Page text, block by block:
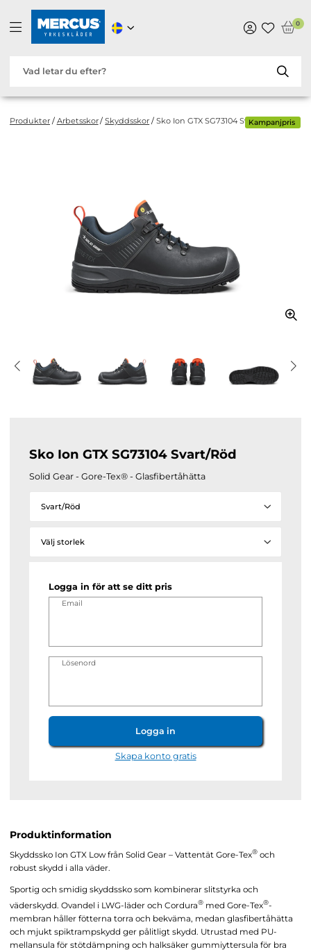
0
Produkter / Arbetsskor/ Skyddsskor / Sko Ion GTX SG73104 Svart/Röd
Kampanjpris
Sko Ion GTX SG73104 Svart/Röd
Solid Gear - Gore-Tex® - Glasfibertåhätta
Svart/Röd
Välj storlek
Logga in för att se ditt pris
Email
Lösenord
Logga in
Skapa konto gratis
Produktinformation
Skyddssko Ion GTX Low från Solid Gear – Vattentät Gore-Tex® och
robust skydd i alla väder.
Sportig och smidig skyddssko som kombinerar slitstyrka och
väderskydd. Ovandel i LWG-läder och Cordura® med Gore-Tex®-
membran håller fötterna torra och bekväma, medan glasfibertåhätta
och mjukt spiktrampskydd ger pålitligt skydd. Utrustad med PU-
mellansula för stötdämpning och halksäker gummiyttersula för bra